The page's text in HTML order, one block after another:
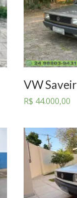
VW
R$ 44.000,00